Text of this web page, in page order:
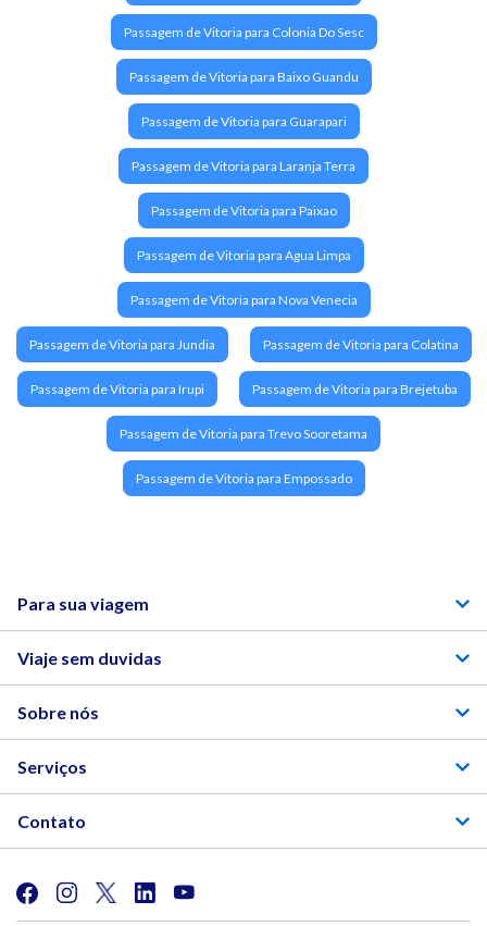
Passagem de Vitoria para Colonia Do Sesc
Passagem de Vitoria para Baixo Guandu
Passagem de Vitoria para Guarapari
Passagem de Vitoria para Laranja Terra
Passagem de Vitoria para Paixao
Passagem de Vitoria para Agua Limpa
Passagem de Vitoria para Nova Venecia
Passagem de Vitoria para Jundia Passagem de Vitoria para Colatina
Passagem de Vitoria para Irupi Passagem de Vitoria para Brejetuba
Passagem de Vitoria para Trevo Sooretama
Passagem de Vitoria para Empossado
Para sua viagem
Viaje sem duvidas
Sobre nós
Serviços
Contato